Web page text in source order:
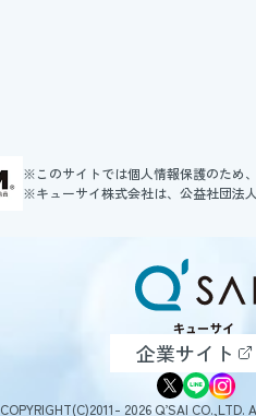
※このサイトでは個人情報保護のため
※キューサイ株式会社は、公益社団法
企業サイト
COPYRIGHT(C)2011- 2026 Q’SAI CO.,LTD.